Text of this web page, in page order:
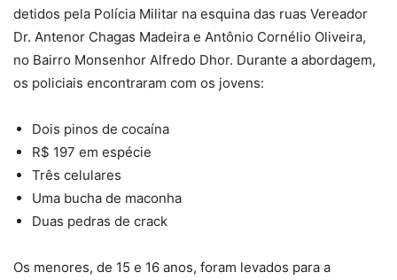
detidos pela Polícia Militar na esquina das ruas Vereador
Dr. Antenor Chagas Madeira e Antônio Cornélio Oliveira,
no Bairro Monsenhor Alfredo Dhor. Durante a abordagem,
os policiais encontraram com os jovens:
Dois pinos de cocaína
R$ 197 em espécie
Três celulares
Uma bucha de maconha
Duas pedras de crack
Os menores, de 15 e 16 anos, foram levados para a